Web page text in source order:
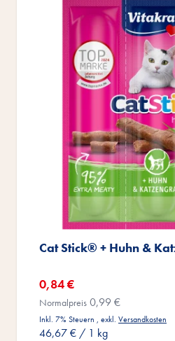
Cat Stick® + Huhn &
Sonderangebot
0,84 €
Normalpreis 0,99 €
Inkl. 7% Steuern , exkl. Versandkosten
46,67 € / 1 kg